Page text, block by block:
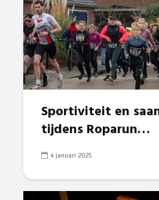
Sportiviteit en
tijdens Roparun…
4 januari 2025